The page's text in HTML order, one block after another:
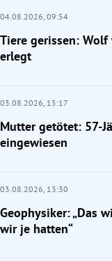
04.08.2026, 09:54
Tiere gerissen:
erlegt
03.08.2026, 15:17
Mutter getötet: 57-
eingewiesen
03.08.2026, 13:30
Geophysiker: „Das
wir je hatten“